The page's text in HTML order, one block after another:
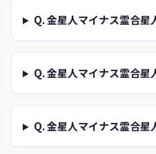
Q. 金星人マイナス霊合星
Q. 金星人マイナス霊合星
Q. 金星人マイナス霊合星